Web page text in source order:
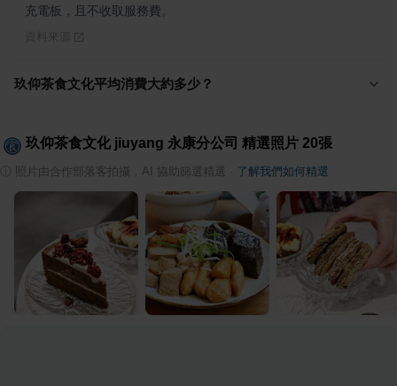
充電板，且不收取服務費。
玖仰茶食文化平均消費大約多少？
玖仰茶食文化 jiuyang 永康分公司 精選照片 20張
照片由合作部落客拍攝，AI 協助篩選精選 了解我們如何精選